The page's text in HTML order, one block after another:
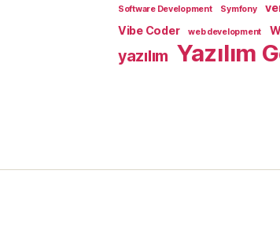
Software Development Symfony
Vibe Coder
web development
yazılım Yazılım